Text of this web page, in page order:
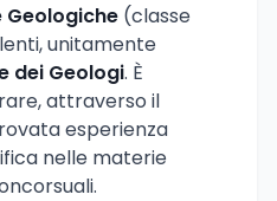
Geologiche (classe
unitamente
dei Geologi. È
attraverso il
esperienza
nelle materie